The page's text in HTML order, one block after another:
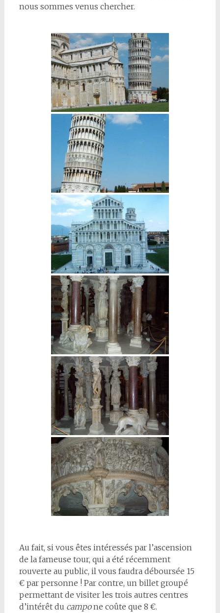
nous sommes venus chercher.
Au fait, si vous êtes intéressés par l’ascension
de la fameuse tour, qui a été récemment
rouverte au public, il vous faudra déboursée 15
€ par personne ! Par contre, un billet groupé
permettant de visiter les trois autres centres
d’intérêt du campone coûte que 8 €.